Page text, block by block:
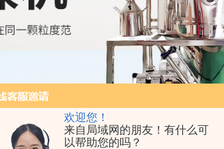
欢迎您！
来自局域网的朋友！有什么可
以帮助您的吗？